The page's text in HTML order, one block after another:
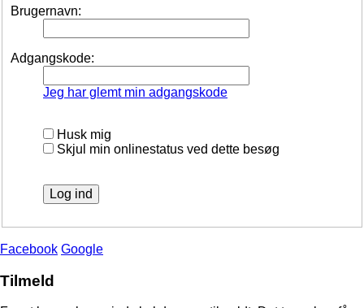
Brugernavn:
Adgangskode:
Jeg har glemt min adgangskode
Husk mig
Skjul min onlinestatus ved dette besøg
Facebook Google
Tilmeld